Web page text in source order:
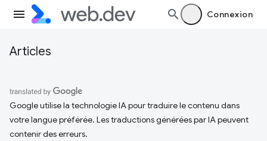
Connexion
Articles
Google utilise la technologie IA pour traduire le contenu dans
votre langue préférée. Les traductions générées par IA peuvent
contenir des erreurs.